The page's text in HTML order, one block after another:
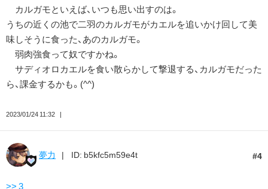
カルガモといえば、いつも思い出すのは。
うちの近くの池で二羽のカルガモがカエルを追いかけ回して美
味しそうに食った、あのカルガモ。
弱肉強食って奴ですかね。
サディオロカエルを食い散らかして撃退する、カルガモだった
ら、課金するかも。(^^)
2023/01/24 11:32
4
夢力 ID: b5kfc5m59e4t
>> 3